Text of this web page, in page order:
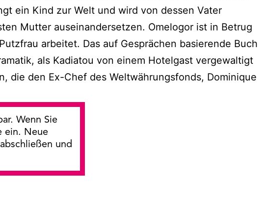
ein Kind zur Welt und wird von dessen Vater
Mutter auseinandersetzen. Omelogor ist in Betrug
arbeitet. Das auf Gesprächen basierende Buch
als Kadiatou von einem Hotelgast vergewaltigt
die den Ex-Chef des Weltwährungsfonds, Dominique
Wenn Sie
ein. Neue
und